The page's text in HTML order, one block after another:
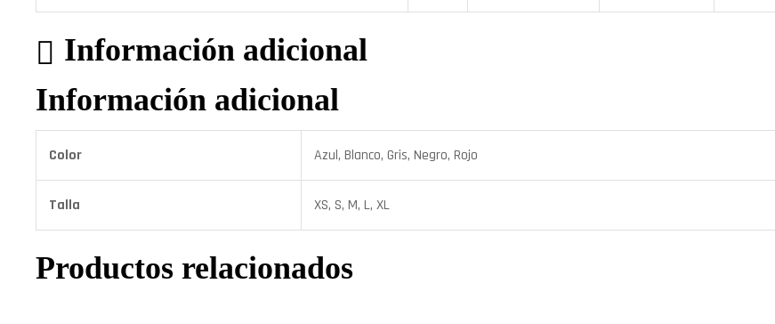
Información adicional
Información adicional
Color Azul, Blanco, Gris, Negro, Rojo
Talla XS, S, M, L, XL
Productos relacionados